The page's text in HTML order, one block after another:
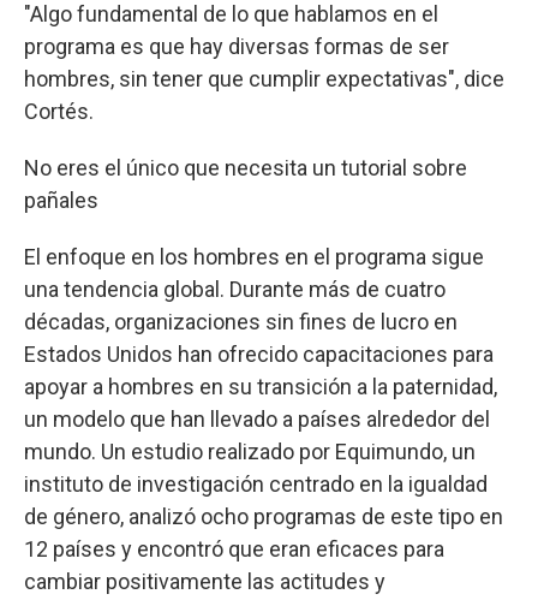
"Algo fundamental de lo que hablamos en el
programa es que hay diversas formas de ser
hombres, sin tener que cumplir expectativas", dice
Cortés.
No eres el único que necesita un tutorial sobre
pañales
El enfoque en los hombres en el programa sigue
una tendencia global. Durante más de cuatro
décadas, organizaciones sin fines de lucro en
Estados Unidos han ofrecido capacitaciones para
apoyar a hombres en su transición a la paternidad,
un modelo que han llevado a países alrededor del
mundo. Un estudio realizado por Equimundo, un
instituto de investigación centrado en la igualdad
de género, analizó ocho programas de este tipo en
12 países y encontró que eran eficaces para
cambiar positivamente las actitudes y